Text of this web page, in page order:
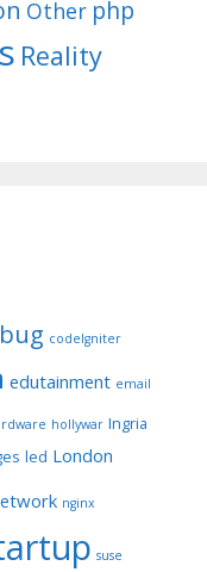
Other php
Reality
bug codeIgniter
edutainment email
hollywar Ingria
led London
nginx
suse